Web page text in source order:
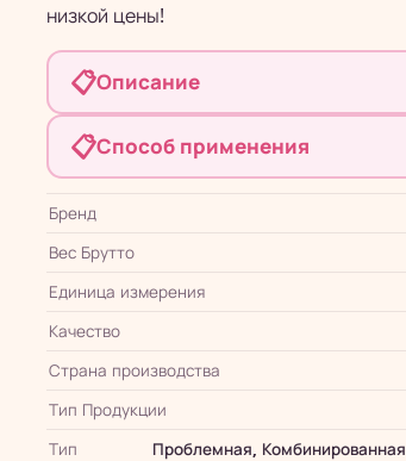
низкой цены!
📋Описание
📋Способ применения
Бренд
Вес Брутто
Единица измерения
Качество
Страна производства
Тип Продукции
Тип
Проблемная,